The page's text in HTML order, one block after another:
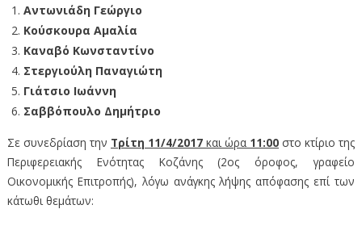
Αντωνιάδη Γεώργιο
Κούσκουρα Αμαλία
Καναβό Κωνσταντίνο
Στεργιούλη Παναγιώτη
Γιάτσιο Ιωάννη
Σαββόπουλο Δημήτριο
Σε συνεδρίαση την Tρίτη 11/4/2017και ώρα 11:00 στο κτίριο της
Περιφερειακής Ενότητας Κοζάνης (2ος όροφος, γραφείο
Οικονομικής Επιτροπής), λόγω ανάγκης λήψης απόφασης επί των
κάτωθι θεμάτων: